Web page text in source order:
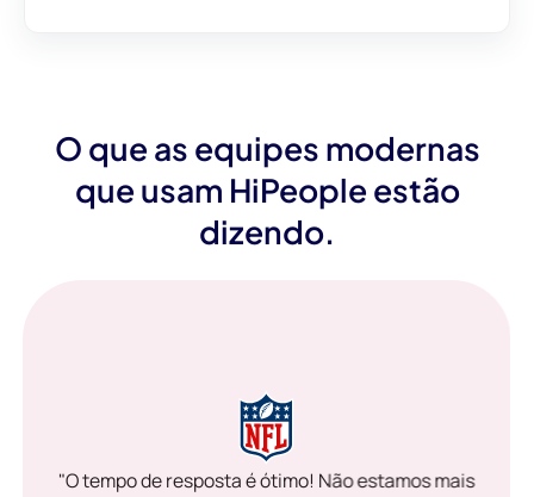
O que as equipes modernas
que usam HiPeople estão
dizendo.
"O tempo de resposta é ótimo! Não estamos mais